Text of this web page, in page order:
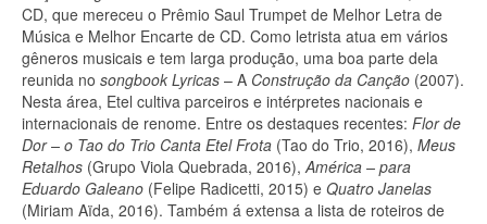
CD, que mereceu o Prêmio Saul Trumpet de Melhor Letra de
Música e Melhor Encarte de CD. Como letrista atua em vários
gêneros musicais e tem larga produção, uma boa parte dela
reunida no songbook Lyricas – A Construção da Canção (2007).
Nesta área, Etel cultiva parceiros e intérpretes nacionais e
internacionais de renome. Entre os destaques recentes: Flor de
Dor – o Tao do Trio Canta Etel Frota (Tao do Trio, 2016), Meus
Retalhos (Grupo Viola Quebrada, 2016), América – para
Eduardo Galeano (Felipe Radicetti, 2015) e Quatro Janelas
(Miriam Aïda, 2016). Também á extensa a lista de roteiros de